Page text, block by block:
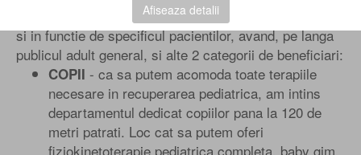
Afiseaza detalii
Dincolo de diviziunile pe proceduri, clinica e impartita
si in functie de specificul pacientilor, avand, pe langa
publicul adult general, si alte 2 categorii de beneficiari:
COPII - ca sa putem acomoda toate terapiile
necesare in recuperarea pediatrica, am intins
departamentul dedicat copiilor pana la 120 de
metri patrati. Loc cat sa putem oferi
fiziokinetoterapie pediatrica completa, baby gim,